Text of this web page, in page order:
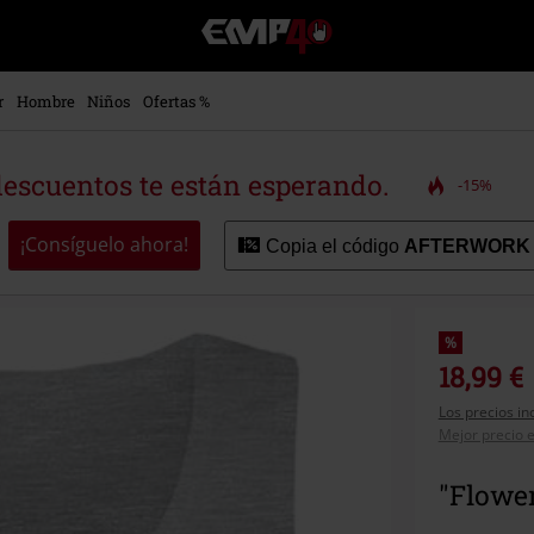
EMP
-
Música,
Merch
Ropa
Alternativa
Hombre Niños Ofertas %
te están esperando. -15%
¡Consíguelo ahora! Copia el código AFTERWORK
%
18,99 €
Los precios
Mejor precio